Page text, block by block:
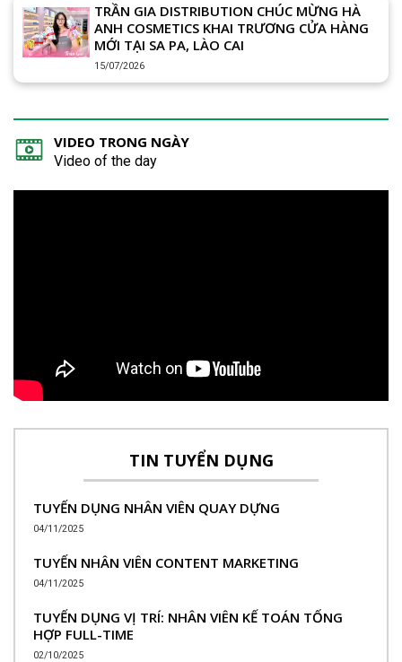
TRẦN GIA DISTRIBUTION CHÚC MỪNG HÀ
ANH COSMETICS KHAI TRƯƠNG CỬA HÀNG
MỚI TẠI SA PA, LÀO CAI
15/07/2026
VIDEO TRONG NGÀY
Video of the day
TIN TUYỂN DỤNG
TUYỂN DỤNG NHÂN VIÊN QUAY DỰNG
04/11/2025
TUYỂN NHÂN VIÊN CONTENT MARKETING
04/11/2025
TUYỂN DỤNG VỊ TRÍ: NHÂN VIÊN KẾ TOÁN TỔNG
HỢP FULL-TIME
02/10/2025